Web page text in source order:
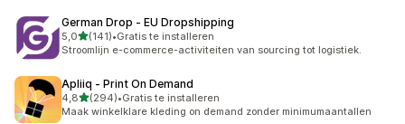
German Drop ‑ EU Dropshipping
5,0van 5 sterren
(141)
141 recensies in totaal
•Gratis te installeren
Stroomlijn e-commerce-activiteiten van sourcing tot logistiek.
Apliiq ‑ Print On Demand
4,8van 5 sterren
(294)
294 recensies in totaal
•Gratis te installeren
Maak winkelklare kleding on demand zonder minimumaantallen